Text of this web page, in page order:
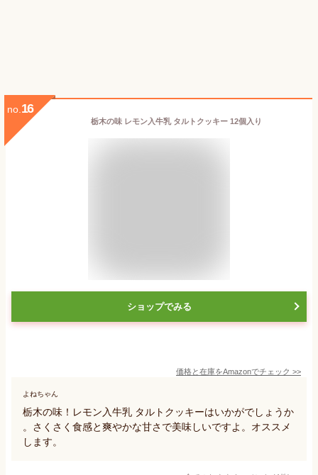
no. 16
栃木の味 レモン入牛乳 タルトクッキー 12個入り
ショップでみる
価格と在庫をAmazonでチェック >>
よねちゃん
栃木の味！レモン入牛乳 タルトクッキーはいかがでしょうか
。さくさく食感と爽やかな甘さで美味しいですよ。オススメ
します。